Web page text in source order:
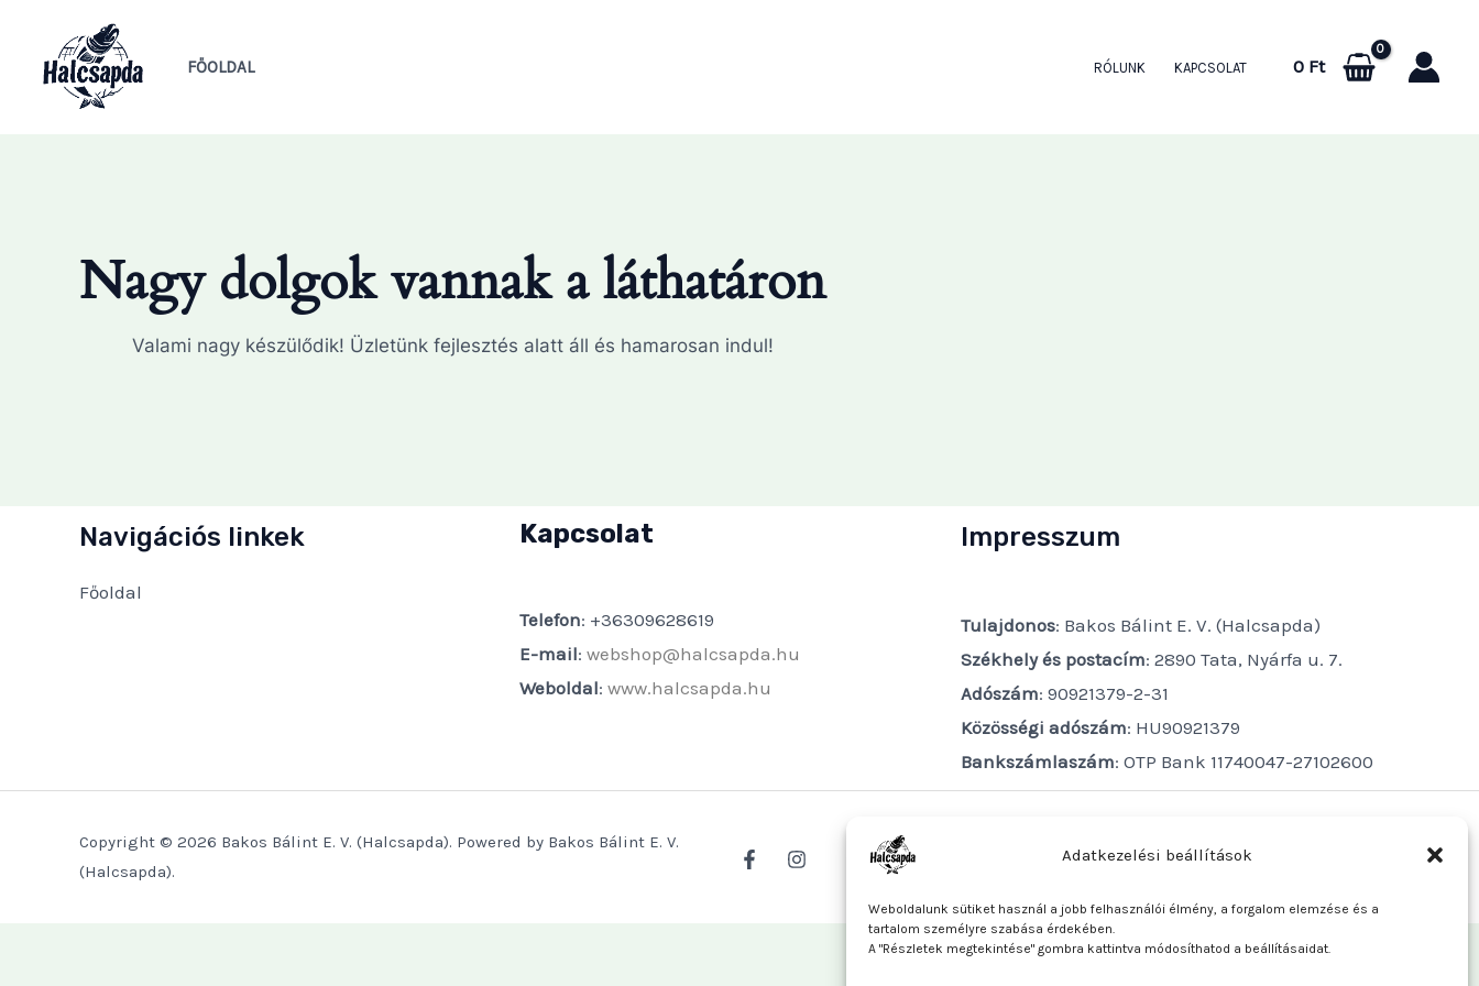
Adatkezelési beállítások
Weboldalunk sütiket használ a jobb felhasználói élmény, a forgalom elemzése és a
tartalom személyre szabása érdekében.
A "Részletek megtekintése" gombra kattintva módosíthatod a beállításaidat.
content
FŐOLDAL RÓLUNK KAPCSOLAT 0 Ft
Nagy dolgok vannak a láthatáron
Valami nagy készülődik! Üzletünk fejlesztés alatt áll és hamarosan indul!
Navigációs linkek
Főoldal
Kapcsolat
Telefon: +36309628619
E-mail:webshop@halcsapda.hu
Weboldal:www.halcsapda.hu
Impresszum
Tulajdonos: Bakos Bálint E. V. (Halcsapda)
Székhely és postacím: 2890 Tata, Nyárfa u. 7.
Adószám: 90921379-2-31
Közösségi adószám: HU90921379
Bankszámlaszám: OTP Bank 11740047-27102600
Copyright © 2026 Bakos Bálint E. V. (Halcsapda). Powered by Bakos Bálint E. V.
(Halcsapda).